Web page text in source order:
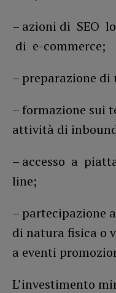
– azioni di SEO
di e-commerce;
– preparazione
– formazione sui
attività di
– accesso a
line;
– partecipazione
di natura fisica o
a eventi
L’investimento